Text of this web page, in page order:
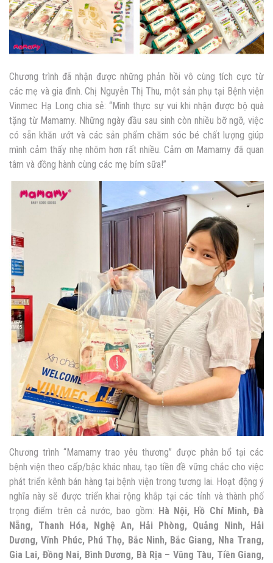
Chương trình đã nhận được những phản hồi vô cùng tích cực từ
các mẹ và gia đình. Chị Nguyễn Thị Thu, một sản phụ tại Bệnh viện
Vinmec Hạ Long chia sẻ: “Mình thực sự vui khi nhận được bộ quà
tặng từ Mamamy. Những ngày đầu sau sinh còn nhiều bỡ ngỡ, việc
có sẵn khăn ướt và các sản phẩm chăm sóc bé chất lượng giúp
mình cảm thấy nhẹ nhõm hơn rất nhiều. Cảm ơn Mamamy đã quan
tâm và đồng hành cùng các mẹ bỉm sữa!”
Chương trình “Mamamy trao yêu thương” được phân bổ tại các
bệnh viện theo cấp/bậc khác nhau, tạo tiền đề vững chắc cho việc
phát triển kênh bán hàng tại bệnh viện trong tương lai. Hoạt động ý
nghĩa này sẽ được triển khai rộng khắp tại các tỉnh và thành phố
trọng điểm trên cả nước, bao gồm: Hà Nội, Hồ Chí Minh, Đà
Nẵng, Thanh Hóa, Nghệ An, Hải Phòng, Quảng Ninh, Hải
Dương, Vĩnh Phúc, Phú Thọ, Bắc Ninh, Bắc Giang, Nha Trang,
Gia Lai, Đồng Nai, Bình Dương, Bà Rịa – Vũng Tàu, Tiền Giang,